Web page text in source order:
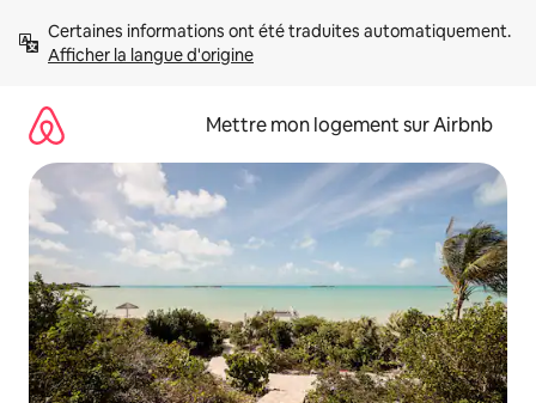
directement
Afficher la langue d'origine
Mettre mon logement sur Airbnb